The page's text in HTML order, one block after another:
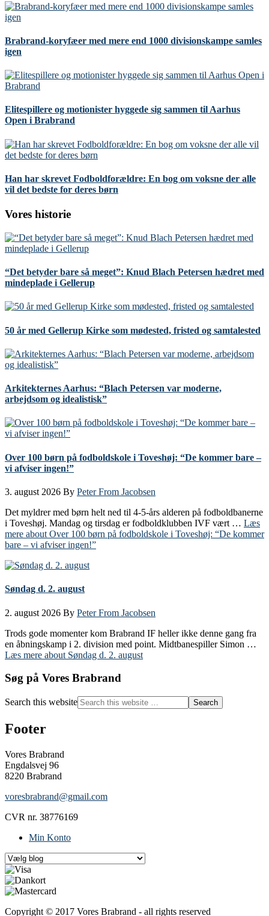
Brabrand-koryfæer med mere end 1000 divisionskampe samles
igen
Elitespillere og motionister hyggede sig sammen til Aarhus
Open i Brabrand
Han har skrevet Fodboldforældre: En bog om voksne der alle
vil det bedste for deres børn
Vores historie
“Det betyder bare så meget”: Knud Blach Petersen hædret med
mindeplade i Gellerup
50 år med Gellerup Kirke som mødested, fristed og samtalested
Arkitekternes Aarhus: “Blach Petersen var moderne,
arbejdsom og idealistisk”
Over 100 børn på fodboldskole i Toveshøj: “De kommer bare –
vi afviser ingen!”
3. august 2026 By Peter From Jacobsen
Det myldrer med børn helt ned til 4-5-års alderen på fodboldbanerne
i Toveshøj. Mandag og tirsdag er fodboldklubben IVF vært … Læs
mere about Over 100 børn på fodboldskole i Toveshøj: “De kommer
bare – vi afviser ingen!”
Søndag d. 2. august
2. august 2026 By Peter From Jacobsen
Trods gode momenter kom Brabrand IF heller ikke denne gang fra
en åbningskamp i 2. division med point. Midtbanespiller Simon …
Læs mere about Søndag d. 2. august
Søg på Vores Brabrand
Search this website
Footer
Vores Brabrand
Engdalsvej 96
8220 Brabrand
voresbrabrand@gmail.com
CVR nr. 38776169
Min Konto
Copyright © 2017 Vores Brabrand - all rights reserved